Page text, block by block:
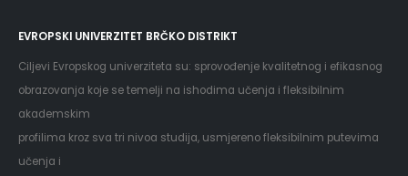
EVROPSKI UNIVERZITET BRČKO DISTRIKT
Ciljevi Evropskog univerziteta su: sprovođenje kvalitetnog i efikasnog
obrazovanja koje se temelji na ishodima učenja i fleksibilnim
akademskim
profilima kroz sva tri nivoa studija, usmjereno fleksibilnim putevima
učenja i